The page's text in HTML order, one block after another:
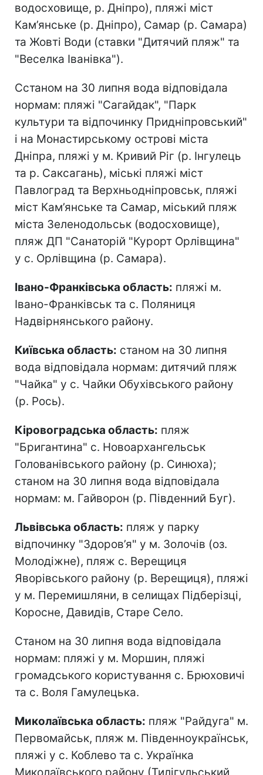
водосховище, р. Дніпро), пляжі міст
Кам’янське (р. Дніпро), Самар (р. Самара)
та Жовті Води (ставки "Дитячий пляж" та
"Веселка Іванівка").
Сстаном на 30 липня вода відповідала
нормам: пляжі "Сагайдак", "Парк
культури та відпочинку Придніпровський"
і на Монастирському острові міста
Дніпра, пляжі у м. Кривий Ріг (р. Інгулець
та р. Саксагань), міські пляжі міст
Павлоград та Верхньодніпровськ, пляжі
міст Кам’янське та Самар, міський пляж
міста Зеленодольськ (водосховище),
пляж ДП "Санаторій "Курорт Орлівщина"
у с. Орлівщина (р. Самара).
Івано-Франківська область: пляжі м.
Івано-Франківськ та с. Поляниця
Надвірнянського району.
Київська область: станом на 30 липня
вода відповідала нормам: дитячий пляж
"Чайка" у с. Чайки Обухівського району
(р. Рось).
Кіровоградська область: пляж
"Бригантина" с. Новоархангельськ
Голованівського району (р. Синюха);
станом на 30 липня вода відповідала
нормам: м. Гайворон (р. Південний Буг).
Львівська область: пляж у парку
відпочинку "Здоров’я" у м. Золочів (оз.
Молодіжне), пляж с. Верещиця
Яворівського району (р. Верещиця), пляжі
у м. Перемишляни, в селищах Підберізці,
Коросне, Давидів, Старе Село.
Станом на 30 липня вода відповідала
нормам: пляжі у м. Моршин, пляжі
громадського користування с. Брюховичі
та с. Воля Гамулецька.
Миколаївська область: пляж "Райдуга" м.
Первомайськ, пляж м. Південноукраїнськ,
пляжі у с. Коблево та с. Українка
Миколаївського району (Тилігульський